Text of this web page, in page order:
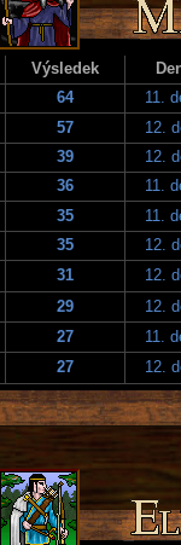
Výsledek
64
11.
57
12.
39
12.
36
11.
35
11.
35
12.
31
12.
29
12.
27
11.
27 12.